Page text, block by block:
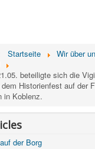
Startseite
Wir über
beteiligte sich die
Historienfest auf der
in Koblenz.
der Borg